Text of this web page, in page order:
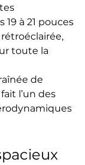
à 21 pouces
toute la
de
l’un des